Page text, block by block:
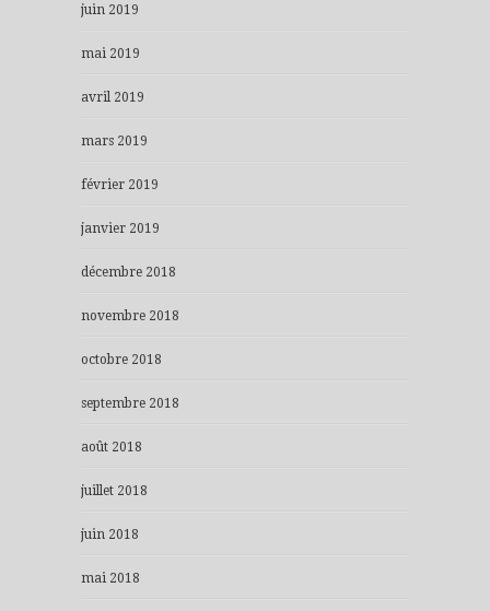
juin 2019
mai 2019
avril 2019
mars 2019
février 2019
janvier 2019
décembre 2018
novembre 2018
octobre 2018
septembre 2018
août 2018
juillet 2018
juin 2018
mai 2018